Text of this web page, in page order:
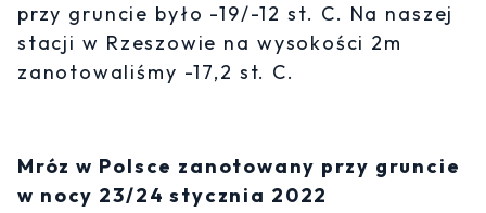
przy gruncie było -19/-12 st. C. Na naszej
stacji w Rzeszowie na wysokości 2m
zanotowaliśmy -17,2 st. C.
Mróz w Polsce zanotowany przy gruncie
w nocy 23/24 stycznia 2022